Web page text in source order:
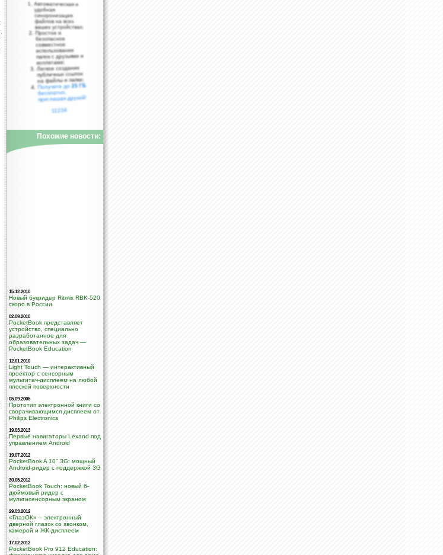
Автоматическая и
удобная
синхронизация
файлов на всех
ваших устройствах;
Простое и
безопасное
совместное
использование
папок с друзьями и
коллегами;
Легкое создание
публичных ссылок
на файлы и папки;
Получите до25 ГБ
бесплатно,
приглашая друзей!
11234
Похожие новости:
15.12.2010
Новый букридер Ritmix RBK-520
скоро в России
02.09.2010
PocketBook представляет
устройство, специально
разработанное для
образовательных задач —
PocketBook Education
12.01.2010
Light Touch — интерактивный
проектор с сенсорным
мультитач-дисплеем на любой
плоской поверхности
05.09.2005
Прототип электронной книги со
сворачивающимся дисплеем от
Philips Electronics
19.03.2013
Первые навигаторы Lexand под
управлением Android
19.07.2012
PocketBook A 10'' 3G: мощный
Android-ридер с поддержкой 3G
30.05.2012
PocketBook Touch: новый 6-
дюймовый ридер с
мультисенсорным экраном
29.03.2012
«ГлазОК» – электронный
дверной глазок со звонком,
камерой и ЖК-дисплеем
17.02.2012
PocketBook Pro 912 Education: